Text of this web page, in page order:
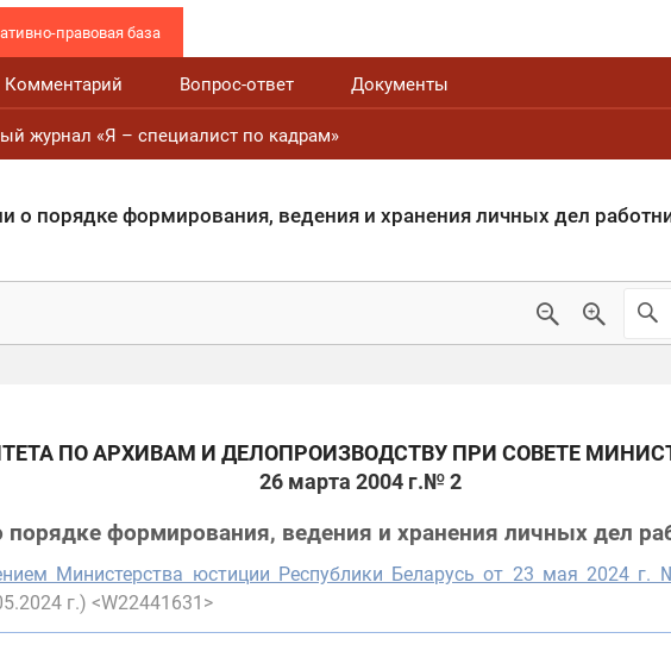
правовая база
Комментарий Вопрос-ответ Документы
журнал «Я – специалист по кадрам»
о порядке формирования, ведения и хранения личных дел
ПО АРХИВАМ И ДЕЛОПРОИЗВОДСТВУ ПРИ СОВЕТЕ
26 марта 2004 г.№ 2
формирования, ведения и хранения личных дел
Министерства юстиции Республики Беларусь от 23 мая 2024
г.) <W22441631>